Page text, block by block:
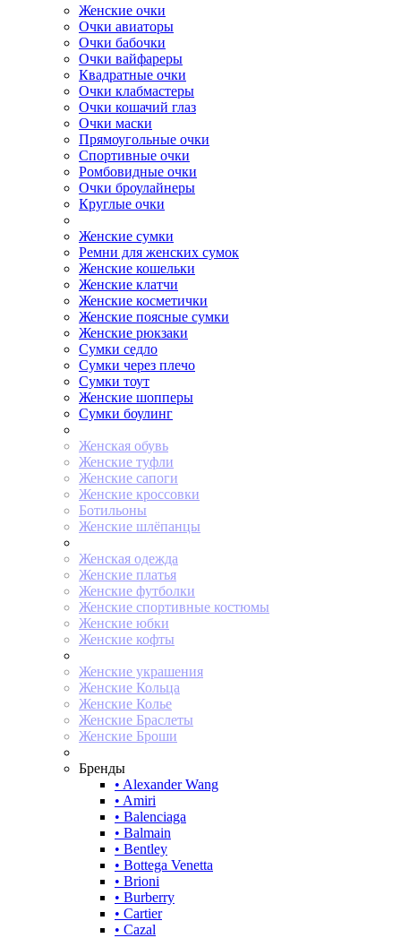
Женские очки
Очки авиаторы
Очки бабочки
Очки вайфареры
Квадратные очки
Очки клабмастеры
Очки кошачий глаз
Очки маски
Прямоугольные очки
Спортивные очки
Ромбовидные очки
Очки броулайнеры
Круглые очки
Женские сумки
Ремни для женских сумок
Женские кошельки
Женские клатчи
Женские косметички
Женские поясные сумки
Женские рюкзаки
Сумки седло
Сумки через плечо
Сумки тоут
Женские шопперы
Сумки боулинг
Женская обувь
Женские туфли
Женские сапоги
Женские кроссовки
Ботильоны
Женские шлёпанцы
Женская одежда
Женские платья
Женские футболки
Женские спортивные костюмы
Женские юбки
Женские кофты
Женские украшения
Женские Кольца
Женские Колье
Женские Браслеты
Женские Броши
Бренды
• Alexander Wang
• Amiri
• Balenciaga
• Balmain
• Bentley
• Bottega Venetta
• Brioni
• Burberry
• Cartier
• Cazal